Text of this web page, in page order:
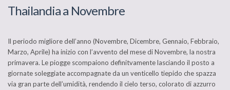
Thailandia a Novembre
Il periodo migliore dell’anno (Novembre, Dicembre, Gennaio, Febbraio,
Marzo, Aprile) ha inizio con l’avvento del mese di Novembre, la nostra
primavera. Le piogge scompaiono definitvamente lasciando il posto a
giornate soleggiate accompagnate da un venticello tiepido che spazza
via gran parte dell’umidità, rendendo il cielo terso, colorato di azzurro